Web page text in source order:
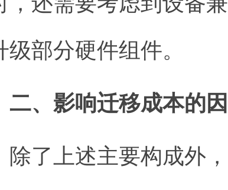
级部分硬件组件。
二、影响迁移成本的
除了上述主要构成外